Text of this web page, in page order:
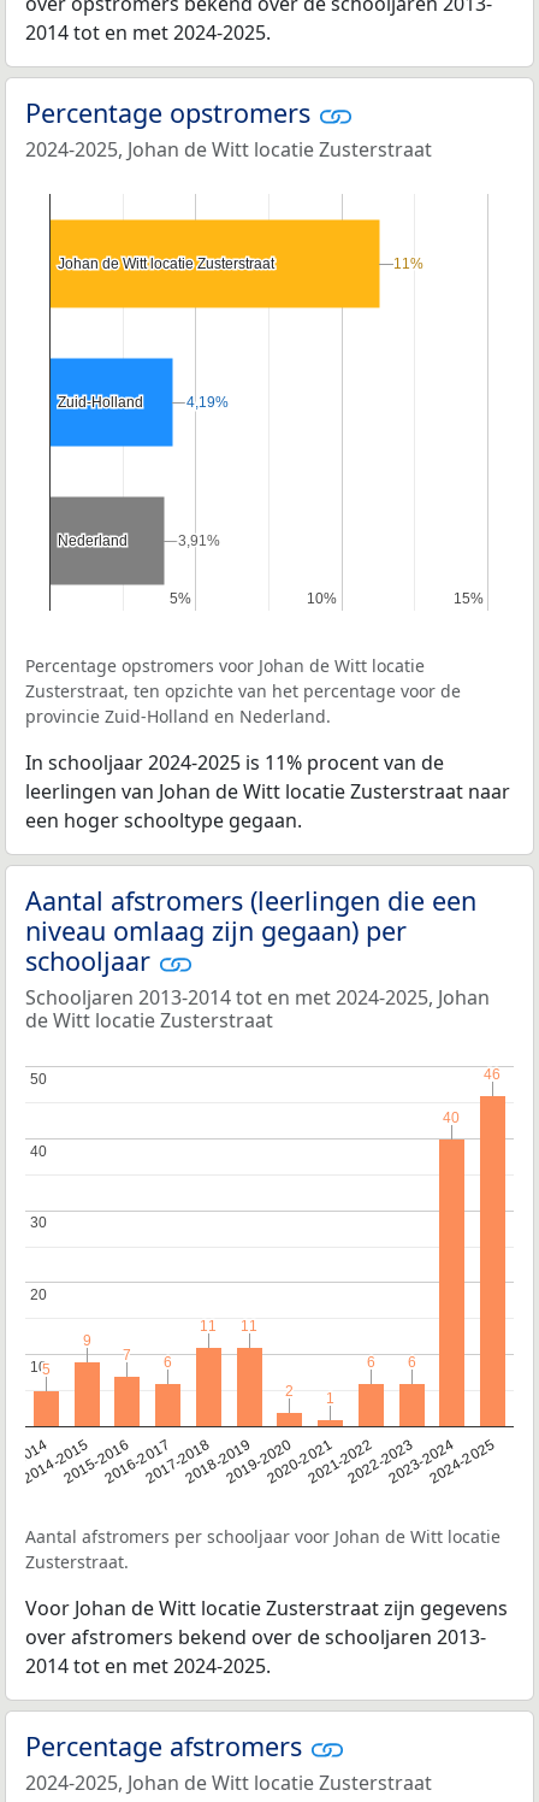
2014 tot en met 2024-2025.
Percentage opstromers
2024-2025, Johan de Witt locatie Zusterstraat
5%
5% 10%
10% 15%
15%
Johan de Witt locatie Zusterstraat
Johan de Witt locatie Zusterstraat
Zuid-Holland
Zuid-Holland
Nederland
Nederland
11%
11%
4,19%
4,19%
3,91%
3,91%
Percentage opstromers voor Johan de Witt locatie
Zusterstraat, ten opzichte van het percentage voor de
provincie Zuid-Holland en Nederland.
In schooljaar 2024-2025 is 11% procent van de
leerlingen van Johan de Witt locatie Zusterstraat naar
een hoger schooltype gegaan.
Aantal afstromers (leerlingen die een
niveau omlaag zijn gegaan) per
schooljaar
Schooljaren 2013-2014 tot en met 2024-2025, Johan
de Witt locatie Zusterstraat
2014
2014-20152015-20162016-20172017-20182018-20192019-20202020-20212021-20222022-20232023-20242024-2025
10
10
20
20
30
30
40
40
50
50
5
5
9
9
7
7 6
6
11
11 11
11
2
2 1
1
6
6 6
6
40
40
46
46
Aantal afstromers per schooljaar voor Johan de Witt locatie
Zusterstraat.
Voor Johan de Witt locatie Zusterstraat zijn gegevens
over afstromers bekend over de schooljaren 2013-
2014 tot en met 2024-2025.
Percentage afstromers
2024-2025, Johan de Witt locatie Zusterstraat